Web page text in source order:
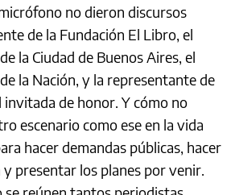
no dieron discursos
de la Fundación El Libro, el
la Ciudad de Buenos Aires, el
la Nación, y la representante de
invitada de honor. Y cómo no
escenario como ese en la vida
hacer demandas públicas, hacer
y presentar los planes por venir.